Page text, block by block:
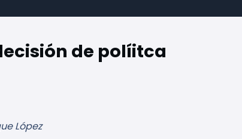
de políitca
López